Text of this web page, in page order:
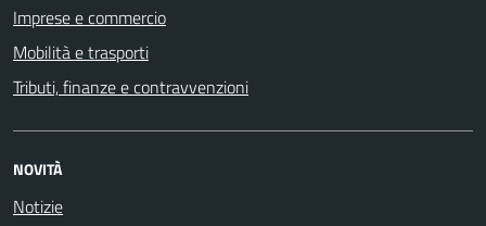
Imprese e commercio
Mobilità e trasporti
Tributi, finanze e contravvenzioni
NOVITÀ
Notizie